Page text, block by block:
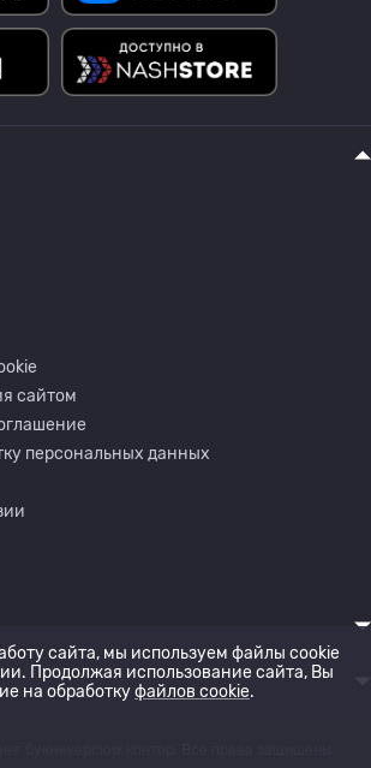
сайтом
персональных данных
букмекерских контор. Все права защищены.
сайта, мы используем файлы cookie
Продолжая использование сайта, Вы
на обработкуфайлов cookie.